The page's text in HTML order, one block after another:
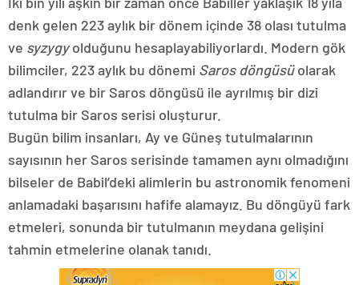
denk gelen 223 aylık bir dönem içinde 38 olası tutulma
ve syzygyolduğunu hesaplayabiliyorlardı. Modern gök
bilimciler, 223 aylık bu dönemi Saros döngüsüolarak
adlandırır ve bir Saros döngüsü ile ayrılmış bir dizi
tutulma bir Saros serisi oluşturur.
Bugün bilim insanları, Ay ve Güneş tutulmalarının
sayısının her Saros serisinde tamamen aynı olmadığını
bilseler de Babil’deki alimlerin bu astronomik fenomeni
anlamadaki başarısını hafife alamayız. Bu döngüyü fark
etmeleri, sonunda bir tutulmanın meydana gelişini
tahmin etmelerine olanak tanıdı.